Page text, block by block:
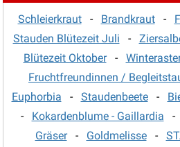
Indianernessel
Iris(33)
Jakobsleiter
Katzenminze
Schleierkraut- Brandkraut-
Stauden Blütezeit Juli -
Blütezeit Oktober-
Fruchtfreundinnen /
Euphorbia - Staudenbeete-
- Kokardenblume - Gaillardia -
Gräser- Goldmelisse-